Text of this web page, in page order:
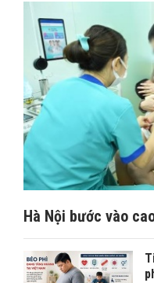
Hà Nội bước vào